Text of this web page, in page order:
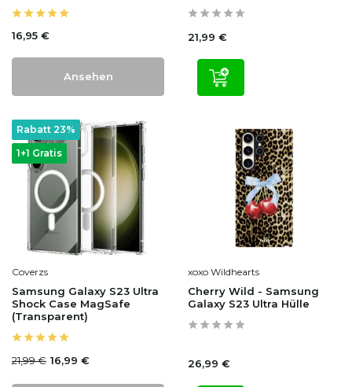
16,95 €
Ansehen
21,99 €
1+1 Gratis
Rabatt 23%
Coverzs
Samsung Galaxy S23 Ultra
Shock Case MagSafe
(Transparent)
21,99 € 16,99 €
xoxo Wildhearts
Cherry Wild - Samsung
Galaxy S23 Ultra Hülle
26,99 €